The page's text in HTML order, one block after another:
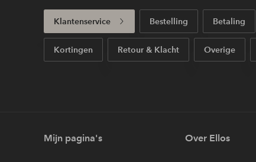
Klantenservice Bestelling Betaling
Kortingen Retour & Klacht Overige
Mijn pagina's Over Ellos